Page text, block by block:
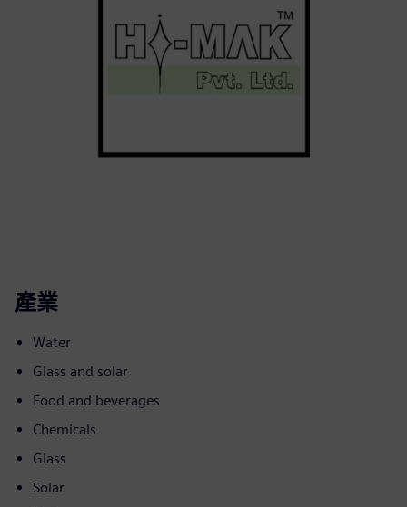
產業
Water
Glass and solar
Food and beverages
Chemicals
Glass
Solar